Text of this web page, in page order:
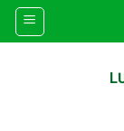
Skip